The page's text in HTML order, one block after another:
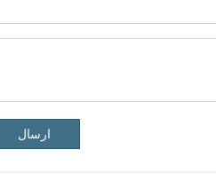
ارسال